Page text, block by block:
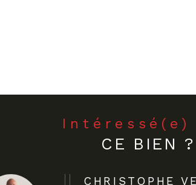
Intéressé(e)
CE BIEN ?
CHRISTOPHE